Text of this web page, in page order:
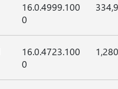
16.0.4999.100
0
16.0.4723.100
0